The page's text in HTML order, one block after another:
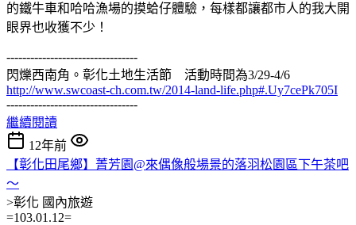
的鐵牛車和哈哈漁場的摸蛤仔體驗，每樣都讓都市人的我大開
眼界也收獲不少！
---------------------------------
閃爍西南角。彰化土地生活節 活動時間為3/29-4/6
http://www.swcoast-ch.com.tw/2014-land-life.php#.Uy7cePk705I
---------------------------------
繼續閱讀
12年前
【彰化田尾鄉】菁芳園@來偶像般場景的落羽松園區下午茶吧
～
>彰化 國內旅遊
=103.01.12=